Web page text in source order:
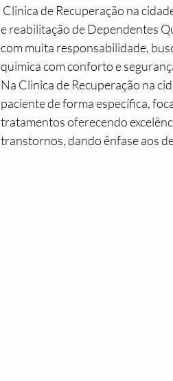
e reabilitação de Dependentes
com muita responsabilidade,
quimica com conforto e
Na Clinica de Recuperação na
paciente de forma específica,
tratamentos oferecendo
transtornos, dando ênfase aos